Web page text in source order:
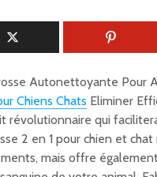
Autonettoyante Pour
Chiens Chats Eliminer
révolutionnaire qui
2 en 1 pour chien et
mais offre